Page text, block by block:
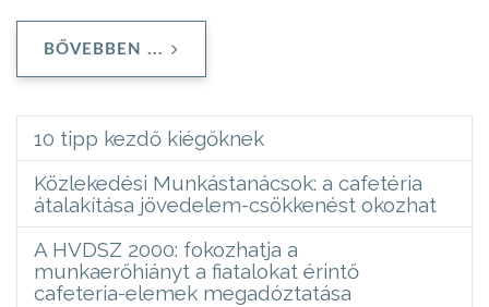
BŐVEBBEN ...
10 tipp kezdő kiégőknek
Közlekedési Munkástanácsok: a cafetéria
átalakítása jövedelem-csökkenést okozhat
A HVDSZ 2000: fokozhatja a
munkaerőhiányt a fiatalokat érintő
cafeteria-elemek megadóztatása